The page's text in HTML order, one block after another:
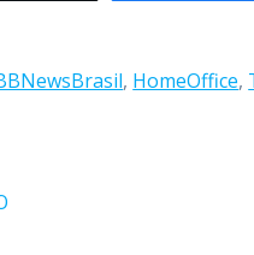
, HomeOffice,